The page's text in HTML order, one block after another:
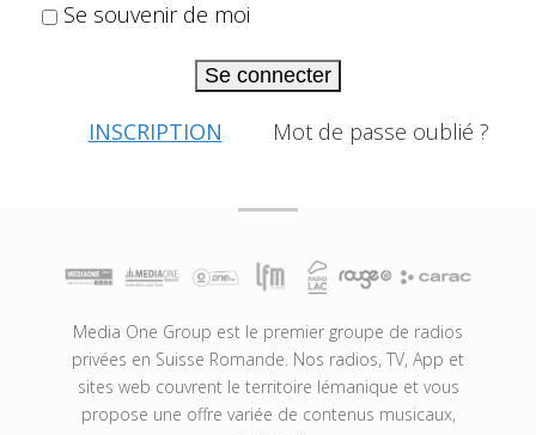
Se souvenir de moi
Se connecter
INSCRIPTION Mot de passe oublié ?
Media One Group est le premier groupe de radios
privées en Suisse Romande. Nos radios, TV, App et
sites web couvrent le territoire lémanique et vous
propose une offre variée de contenus musicaux,